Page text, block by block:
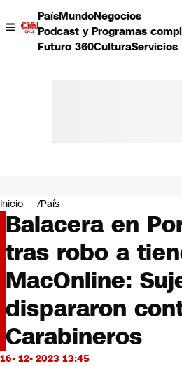
PaísMundoNegocios
Podcast y Programas
Futuro 360CulturaServicios
Negocios
Deportes
Programas completos
Cultura
Servicios
Bits
CNN tiempo
Futuro 360
Opinión
Inicio País
Balacera en
tras robo a
MacOnline:
dispararon
Carabineros
16- 12- 2023 13:45